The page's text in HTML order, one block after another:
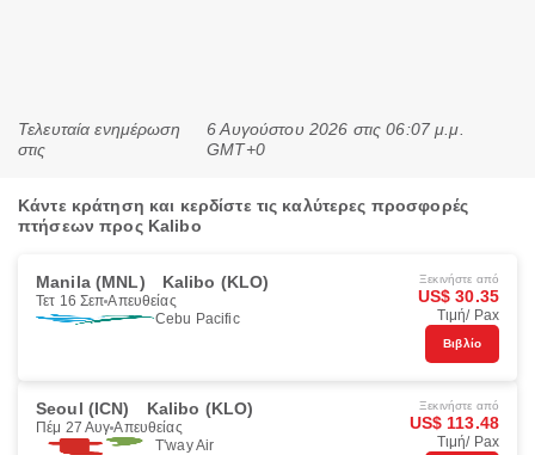
Τελευταία ενημέρωση
στις
6 Αυγούστου 2026 στις 06:07 μ.μ.
GMT+0
Κάντε κράτηση και κερδίστε τις καλύτερες προσφορές
πτήσεων προς Kalibo
Manila (MNL) Kalibo (KLO)
Τετ 16 Σεπ Απευθείας
Cebu Pacific
Ξεκινήστε από
US$ 30.35
Τιμή/ Pax
Βιβλίο
Seoul (ICN) Kalibo (KLO)
Πέμ 27 Αυγ Απευθείας
T'way Air
Ξεκινήστε από
US$ 113.48
Τιμή/ Pax